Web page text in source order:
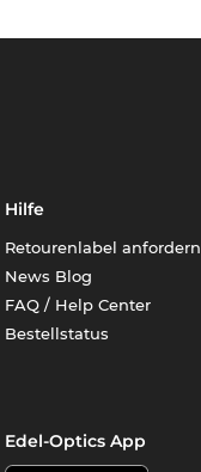
Hilfe
Retourenlabel anfordern
News Blog
FAQ / Help Center
Bestellstatus
Edel-Optics App